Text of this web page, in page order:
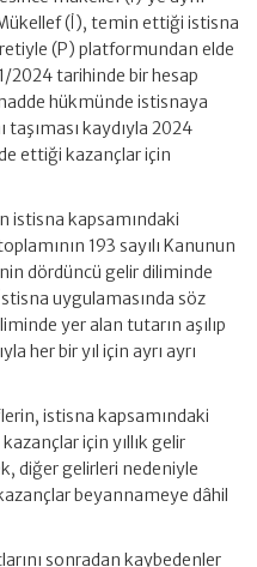
(İ), temin ettiği istisna
(P) platformundan elde
2024 tarihinde bir hesap
hükmünde istisnaya
kaydıyla 2024
ettiği kazançlar için
istisna kapsamındaki
193 sayılı Kanunun
dördüncü gelir diliminde
uygulamasında söz
yer alan tutarın aşılıp
her bir yıl için ayrı ayrı
istisna kapsamındaki
için yıllık gelir
diğer gelirleri nedeniyle
beyannameye dâhil
sonradan kaybedenler